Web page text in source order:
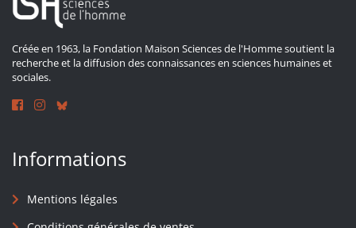
Créée en 1963, la Fondation Maison Sciences de l'Homme soutient la
recherche et la diffusion des connaissances en sciences humaines et
sociales.
Informations
Mentions légales